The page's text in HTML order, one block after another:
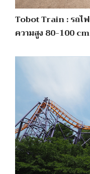
Tobot Train : รถไฟ
ความสูง 80-100